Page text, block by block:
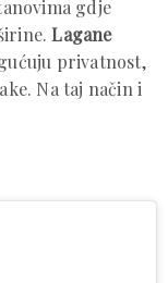
gdje
Lagane
privatnost,
Na taj način i